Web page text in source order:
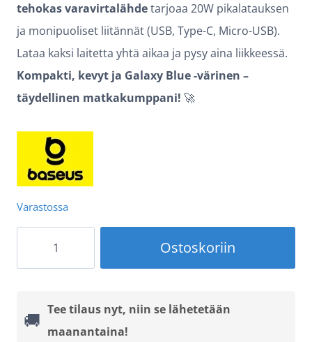
29,90 €.
14,95 €.
tehokas varavirtalähdetarjoaa 20W pikalatauksen
ja monipuoliset liitännät (USB, Type-C, Micro-USB).
Lataa kaksi laitetta yhtä aikaa ja pysy aina liikkeessä.
Kompakti, kevyt ja Galaxy Blue -värinen –
täydellinen matkakumppani! 🚀
Varastossa
Airpow
10000mAh
Ostoskoriin
🚚 Tee tilaus nyt, niin se lähetetään
maanantaina!